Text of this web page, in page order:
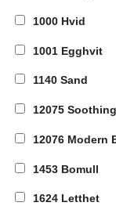
1000 Hvid
1001 Egghvit
1140 Sand
12075
12076 Modern
1453 Bomull
1624 Letthet